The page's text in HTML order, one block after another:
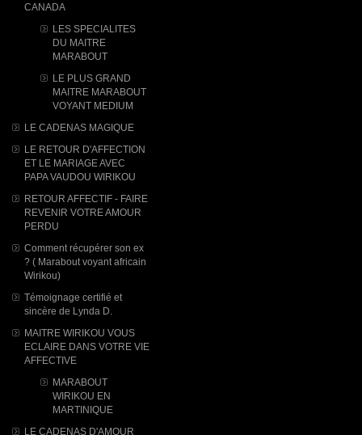
CANADA
LES SPECIALITES
DU MAITRE
MARABOUT
LE PLUS GRAND
MAITRE MARABOUT
VOYANT MEDIUM
LE CADENAS MAGIQUE
LE RETOUR D'AFFECTION
ET LE MARIAGE AVEC
PAPA VAUDOU WIRIKOU
RETOUR AFFECTIF - FAIRE
REVENIR VOTRE AMOUR
PERDU
Comment récupérer son ex
? ( Marabout voyant africain
Wirikou)
Témoignage certifié et
sincère de Lynda D.
MAITRE WIRIKOU VOUS
ECLAIRE DANS VOTRE VIE
AFFECTIVE
MARABOUT
WIRIKOU ​EN
MARTINIQUE
LE CADENAS D'AMOUR